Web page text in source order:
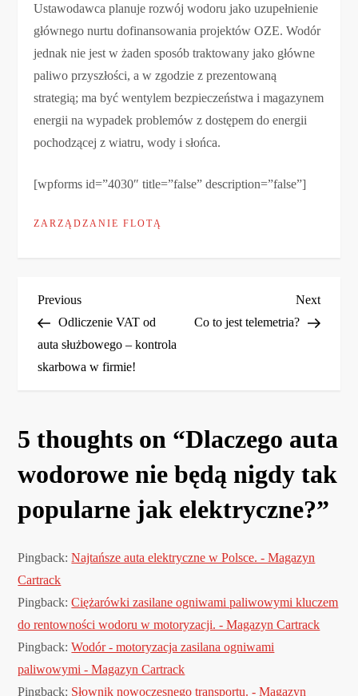
Ustawodawca planuje rozwój wodoru jako uzupełnienie
głównego nurtu dofinansowania projektów OZE. Wodór
jednak nie jest w żaden sposób traktowany jako główne
paliwo przyszłości, a w zgodzie z prezentowaną
strategią; ma być wentylem bezpieczeństwa i magazynem
energii na wypadek problemów z dostępem do energii
pochodzącej z wiatru, wody i słońca.
[wpforms id=”4030″ title=”false” description=”false”]
ZARZĄDZANIE FLOTĄ
N
a
g
c
j
a
w
p
Previous
Post
Previous
Odliczenie VAT od
auta służbowego – kontrola
skarbowa w firmie!
Next
Post
Next
Co to jest telemetria?
5 thoughts on “Dlaczego auta
wodorowe nie będą nigdy tak
popularne jak elektryczne?”
Pingback:Najtańsze auta elektryczne w Polsce. - Magazyn
Cartrack
Pingback:Ciężarówki zasilane ogniwami paliwowymi kluczem
do rentowności wodoru w motoryzacji. - Magazyn Cartrack
Pingback:Wodór - motoryzacja zasilana ogniwami
paliwowymi - Magazyn Cartrack
Pingback: Słownik nowoczesnego transportu. - Magazyn